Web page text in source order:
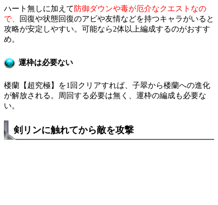
ハート無しに加えて 防御ダウンや毒が厄介なクエストなの
で、
回復や状態回復のアビや友情などを持つキャラがいると
攻略が安定しやすい。可能なら2体以上編成するのがおすす
め。
運枠は必要ない
楼蘭【超究極】を1回クリアすれば、子翠から楼蘭への進化
が解放される。周回する必要は無く、運枠の編成も必要な
い。
剣リンに触れてから敵を攻撃